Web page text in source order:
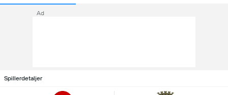
Ad
Spillerdetaljer